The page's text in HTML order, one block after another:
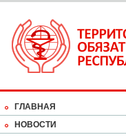
ГЛАВНАЯ
НОВОСТИ